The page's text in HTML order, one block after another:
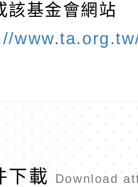
該基金會網站
下載 Download